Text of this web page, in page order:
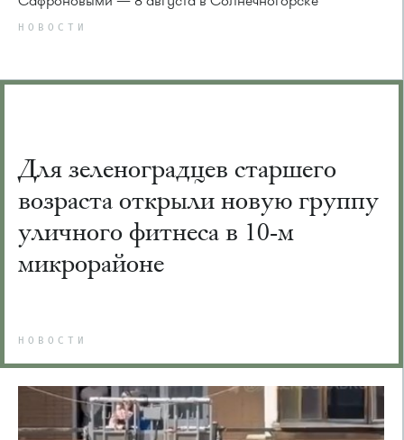
НОВОСТИ
Для зеленоградцев старшего
возраста открыли новую группу
уличного фитнеса в 10-м
микрорайоне
НОВОСТИ